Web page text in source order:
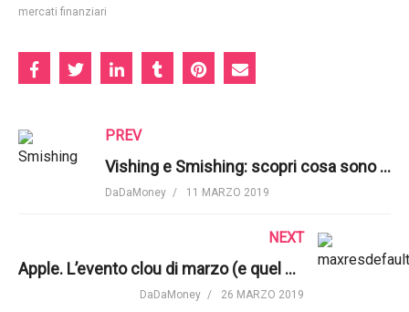
mercati finanziari
PREV
Vishing e Smishing: scopri cosa sono e come difenderti | UniCredit Italia
DaDaMoney 11 MARZO 2019
NEXT
Apple. L’evento clou di marzo (e quel che è successo) in 7 minuti | The Verge
DaDaMoney 26 MARZO 2019